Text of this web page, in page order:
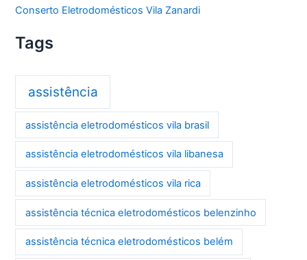
Conserto Eletrodomésticos Vila Zanardi
Tags
assistência
assistência eletrodomésticos vila brasil
assistência eletrodomésticos vila libanesa
assistência eletrodomésticos vila rica
assistência técnica eletrodomésticos belenzinho
assistência técnica eletrodomésticos belém